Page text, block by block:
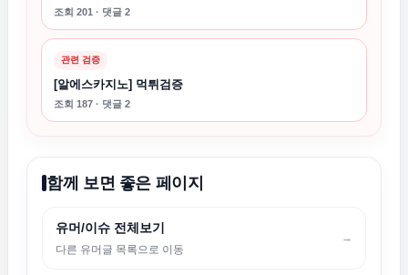
조회 201 · 댓글 2
관련 검증
[알에스카지노] 먹튀검증
조회 187 · 댓글 2
함께 보면 좋은 페이지
유머/이슈 전체보기
다른 유머글 목록으로 이동
→